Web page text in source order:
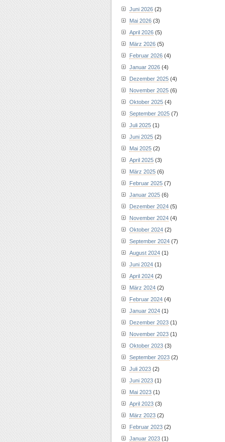
Juni 2026 (2)
Mai 2026 (3)
April 2026 (5)
März 2026 (5)
Februar 2026 (4)
Januar 2026 (4)
Dezember 2025 (4)
November 2025 (6)
Oktober 2025 (4)
September 2025 (7)
Juli 2025 (1)
Juni 2025 (2)
Mai 2025 (2)
April 2025 (3)
März 2025 (6)
Februar 2025 (7)
Januar 2025 (6)
Dezember 2024 (5)
November 2024 (4)
Oktober 2024 (2)
September 2024 (7)
August 2024 (1)
Juni 2024 (1)
April 2024 (2)
März 2024 (2)
Februar 2024 (4)
Januar 2024 (1)
Dezember 2023 (1)
November 2023 (1)
Oktober 2023 (3)
September 2023 (2)
Juli 2023 (2)
Juni 2023 (1)
Mai 2023 (1)
April 2023 (3)
März 2023 (2)
Februar 2023 (2)
Januar 2023 (1)